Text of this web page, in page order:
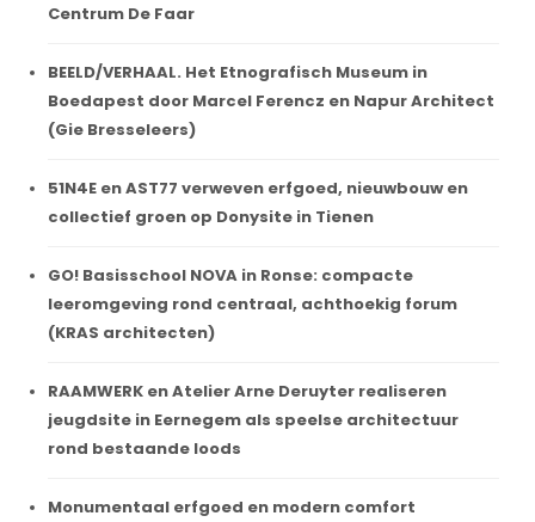
Centrum De Faar
BEELD/VERHAAL. Het Etnografisch Museum in
Boedapest door Marcel Ferencz en Napur Architect
(Gie Bresseleers)
51N4E en AST77 verweven erfgoed, nieuwbouw en
collectief groen op Donysite in Tienen
GO! Basisschool NOVA in Ronse: compacte
leeromgeving rond centraal, achthoekig forum
(KRAS architecten)
RAAMWERK en Atelier Arne Deruyter realiseren
jeugdsite in Eernegem als speelse architectuur
rond bestaande loods
Monumentaal erfgoed en modern comfort